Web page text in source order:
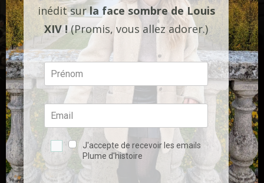
inédit surla face sombre de Louis
XIV !(Promis, vous allez adorer.)
J'accepte de recevoir les emails
Plume d'histoire